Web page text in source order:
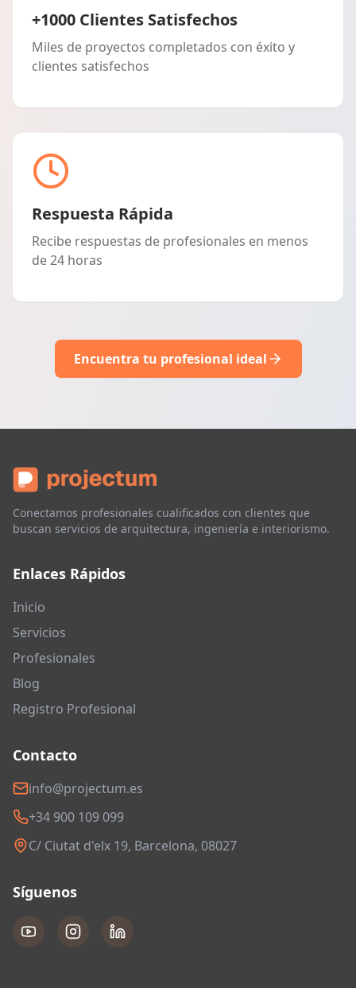
+1000 Clientes Satisfechos
Miles de proyectos completados con éxito y
clientes satisfechos
Respuesta Rápida
Recibe respuestas de profesionales en menos
de 24 horas
Encuentra tu profesional ideal
Conectamos profesionales cualificados con clientes que
buscan servicios de arquitectura, ingeniería e interiorismo.
Enlaces Rápidos
Inicio
Servicios
Profesionales
Blog
Registro Profesional
Contacto
info@projectum.es
+34 900 109 099
C/ Ciutat d'elx 19, Barcelona, 08027
Síguenos